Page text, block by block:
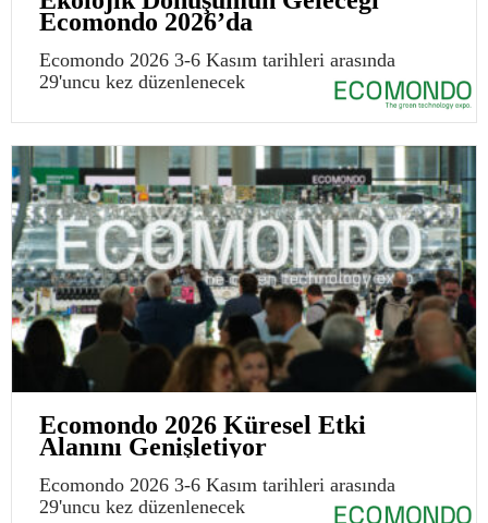
Ecomondo 2026’da
Ecomondo 2026 3-6 Kasım tarihleri arasında
29'uncu kez düzenlenecek
Ecomondo 2026 Küresel Etki
Alanını Genişletiyor
Ecomondo 2026 3-6 Kasım tarihleri arasında
29'uncu kez düzenlenecek